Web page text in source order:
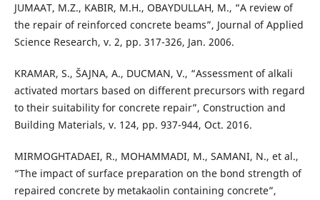
JUMAAT, M.Z., KABIR, M.H., OBAYDULLAH, M., “A review of
the repair of reinforced concrete beams”, Journal of Applied
Science Research, v. 2, pp. 317-326, Jan. 2006.
KRAMAR, S., ŠAJNA, A., DUCMAN, V., “Assessment of alkali
activated mortars based on different precursors with regard
to their suitability for concrete repair”, Construction and
Building Materials, v. 124, pp. 937-944, Oct. 2016.
MIRMOGHTADAEI, R., MOHAMMADI, M., SAMANI, N., et al.,
“The impact of surface preparation on the bond strength of
repaired concrete by metakaolin containing concrete”,